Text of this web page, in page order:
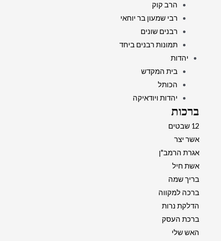
הרב קוק
רבי שמעון בר יוחאי
רבנים שונים
תמונות רבנים ביחד
יהדות
בית המקדש
הכותל
יהדות ויודאיקה
ברכות
12 שבטים
אשר יצר
אגרת הרמב"ן
אשת חיל
בריך שמה
ברכה למקווה
הדלקת נרות
ברכת העסק
האש שלי